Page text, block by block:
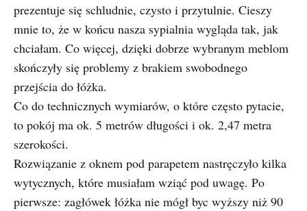
prezentuje się schludnie, czysto i przytulnie. Cieszy
mnie to, że w końcu nasza sypialnia wygląda tak, jak
chciałam. Co więcej, dzięki dobrze wybranym meblom
skończyły się problemy z brakiem swobodnego
przejścia do łóżka.
Co do technicznych wymiarów, o które często pytacie,
to pokój ma ok. 5 metrów długości i ok. 2,47 metra
szerokości.
Rozwiązanie z oknem pod parapetem nastręczyło kilka
wytycznych, które musiałam wziąć pod uwagę. Po
pierwsze: zagłówek łóżka nie mógł byc wyższy niż 90